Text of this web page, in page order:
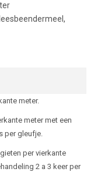
meter.
meter met een
per gleufje.
per vierkante
2 a 3 keer per